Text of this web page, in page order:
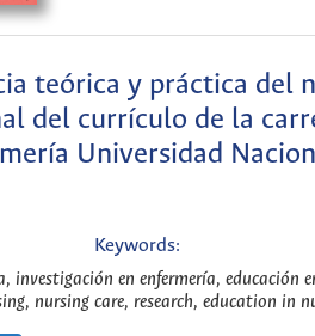
teórica y práctica del
del currículo de la
Universidad
Keywords:
investigación en enfermería, educación
nursing care, research, education in